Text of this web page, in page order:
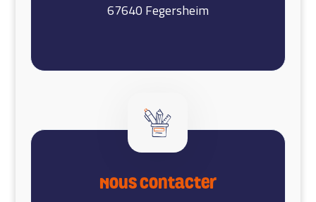
67640 Fegersheim
Nous contacter